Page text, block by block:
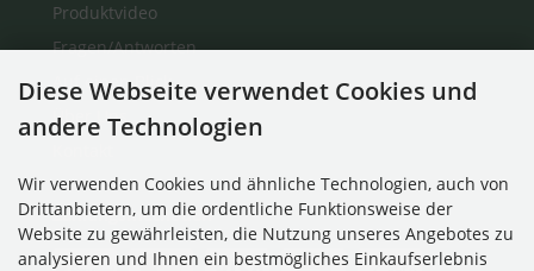
Produktvideo
Fragen/Antworten
Auf einen Blick
Über Uns
Zahlungsmethoden
Diese Webseite verwendet Cookies und
andere Technologien
Wir verwenden Cookies und ähnliche Technologien, auch von
Drittanbietern, um die ordentliche Funktionsweise der
Website zu gewährleisten, die Nutzung unseres Angebotes zu
analysieren und Ihnen ein bestmögliches Einkaufserlebnis